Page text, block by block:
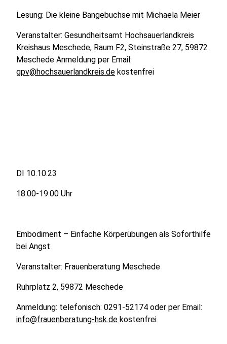
Lesung: Die kleine Bangebuchse mit Michaela Meier
Veranstalter: Gesundheitsamt Hochsauerlandkreis
Kreishaus Meschede, Raum F2, Steinstraße 27, 59872
Meschede Anmeldung per Email:
gpv@hochsauerlandkreis.de kostenfrei
DI 10.10.23
18:00-19:00 Uhr
Embodiment – Einfache Körperübungen als Soforthilfe
bei Angst
Veranstalter: Frauenberatung Meschede
Ruhrplatz 2, 59872 Meschede
Anmeldung: telefonisch: 0291-52174 oder per Email:
info@frauenberatung-hsk.de kostenfrei